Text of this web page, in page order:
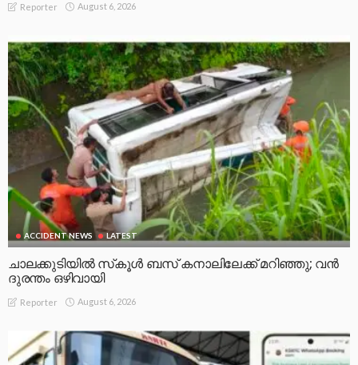
Reporter August 6, 2026
ACCIDENT NEWS LATEST
ചാലക്കുടിയിൽ സ്‌കൂൾ ബസ് കനാലിലേക്ക് മറിഞ്ഞു; വൻ
ദുരന്തം ഒഴിവായി
Reporter August 6, 2026